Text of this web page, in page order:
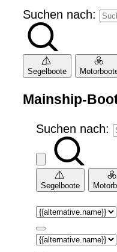
Suchen nach:
Segelboote
Mainship-
Suchen nach:
Segelboote